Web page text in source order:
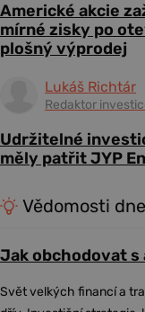
Americké akcie
mírné zisky po
plošný výprodej
Lukáš Richtár
Redaktor
Udržitelné
měly patřit JYP
Vědomosti dne
Jak obchodovat s
Svět velkých financí a